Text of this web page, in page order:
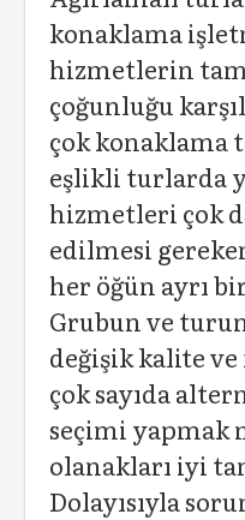
konaklama
hizmetlerin
çoğunluğu
çok konaklama
eşlikli turlarda
hizmetleri çok
edilmesi
her öğün ayrı
Grubun ve
değişik kalite
çok sayıda
seçimi yapmak
olanakları iyi
Dolayısıyla